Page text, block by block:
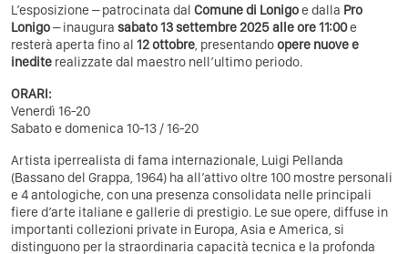
L’esposizione – patrocinata dal Comune di Lonigoe dalla Pro
Lonigo– inaugura sabato 13 settembre 2025 alle ore 11:00e
resterà aperta fino al 12 ottobre , presentandoopere nuove e
inedite realizzate dal maestro nell’ultimo periodo.
ORARI:
Venerdì 16-20
Sabato e domenica 10-13 / 16-20
Artista iperrealista di fama internazionale, Luigi Pellanda
(Bassano del Grappa, 1964) ha all’attivo oltre 100 mostre personali
e 4 antologiche, con una presenza consolidata nelle principali
fiere d’arte italiane e gallerie di prestigio. Le sue opere, diffuse in
importanti collezioni private in Europa, Asia e America, si
distinguono per la straordinaria capacità tecnica e la profonda